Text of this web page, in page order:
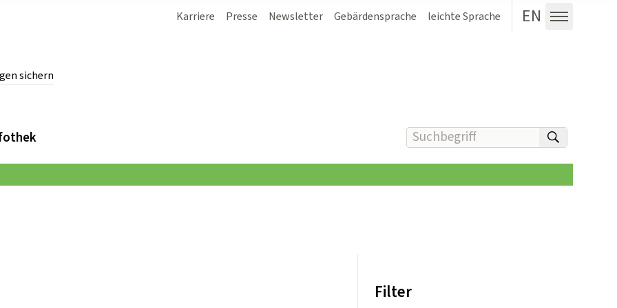
sichern
Karriere Presse Newsletter Gebärdensprache leichte Sprache EN
Menü
Suchbegriff(e) eingeben
Filter